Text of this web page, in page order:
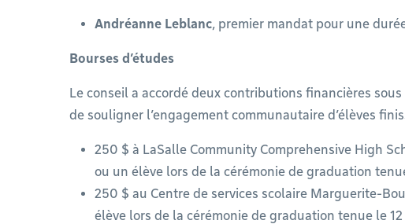
Andréanne Leblanc, premier mandat pour une
Bourses d’études
Le conseil a accordé deux contributions financières
de souligner l’engagement communautaire d’élèves
250 $ à LaSalle Community Comprehensive High
ou un élève lors de la cérémonie de graduation
250 $ au Centre de services scolaire Marguerite-
élève lors de la cérémonie de graduation tenue le